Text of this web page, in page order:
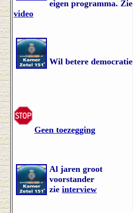
eigen programma. Zie
video
Wil betere democratie
Geen toezegging
Al jaren groot
voorstander
zie interview